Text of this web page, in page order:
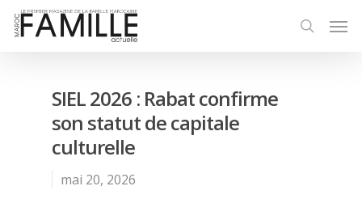
SIEL 2026 : Rabat confirme
son statut de capitale
culturelle
mai 20, 2026